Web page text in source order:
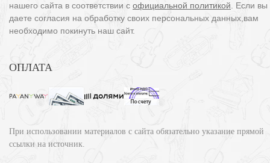
нашего сайта в соответствии с официальной политикой . Если
даете согласия на обработку своих персональных данных,вам
необходимо покинуть наш сайт.
ОПЛАТА
При использовании материалов с сайта обязательно указание прямой
ссылки на источник.